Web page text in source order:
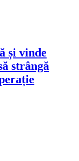
și vinde
strângă